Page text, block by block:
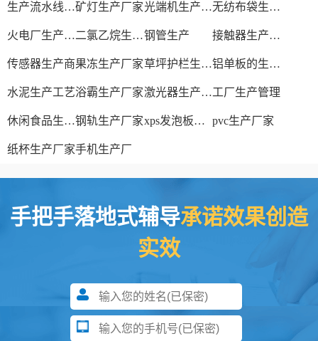
生产流水线设备矿灯生产厂家 光端机生产厂家 无纺布袋生产厂家
火电厂生产过程 二氯乙烷生产厂家钢管生产 接触器生产厂家
传感器生产商果冻生产厂家 草坪护栏生产厂家 铝单板的生产厂家
水泥生产工艺浴霸生产厂家 激光器生产厂家工厂生产管理
休闲食品生产线钢轨生产厂家 xps发泡板材生产线 pvc生产厂家
纸杯生产厂家手机生产厂
手把手落地式辅导承诺效果创造
实效